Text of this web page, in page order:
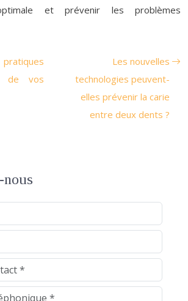
et prévenir les problèmes
de vos
Les nouvelles
technologies peuvent-
elles prévenir la carie
entre deux dents ?
nous